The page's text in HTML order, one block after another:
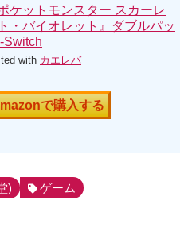
ポケットモンスター スカーレ
・バイオレット』ダブルパッ
Switch
with カエレバ
で購入する
) ゲーム